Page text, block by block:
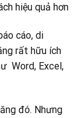
hiệu quả hơn
cáo, di
rất hữu ích
Word, Excel,
đó. Nhưng